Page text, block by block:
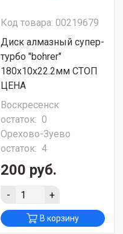
Код товара: 00219679
Диск алмазный супер-
турбо "bohrer"
180х10х22.2мм СТОП
ЦЕНА
Воскресенск
остаток: 0
Орехово-Зуево
остаток: 4
200 руб.
- +
В корзину